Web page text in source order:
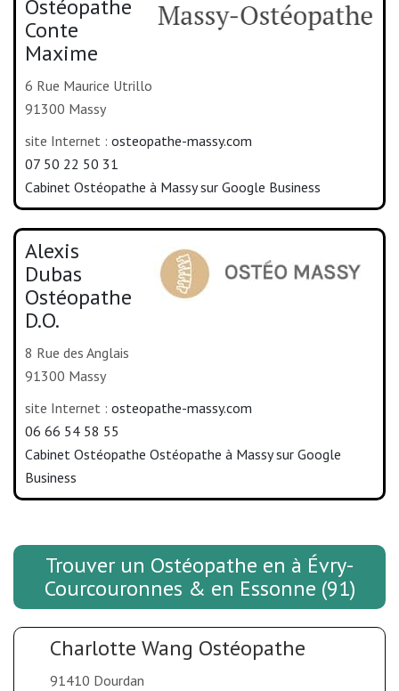
Ostéopathe
Conte
Maxime
6 Rue Maurice Utrillo
91300 Massy
site Internet : osteopathe-massy.com
07 50 22 50 31
Cabinet Ostéopathe à Massy sur Google Business
Alexis
Dubas
Ostéopathe
D.O.
8 Rue des Anglais
91300 Massy
site Internet : osteopathe-massy.com
06 66 54 58 55
Cabinet Ostéopathe Ostéopathe à Massy sur Google
Business
Trouver un Ostéopathe en à Évry-
Courcouronnes & en Essonne (91)
Charlotte Wang Ostéopathe
91410 Dourdan